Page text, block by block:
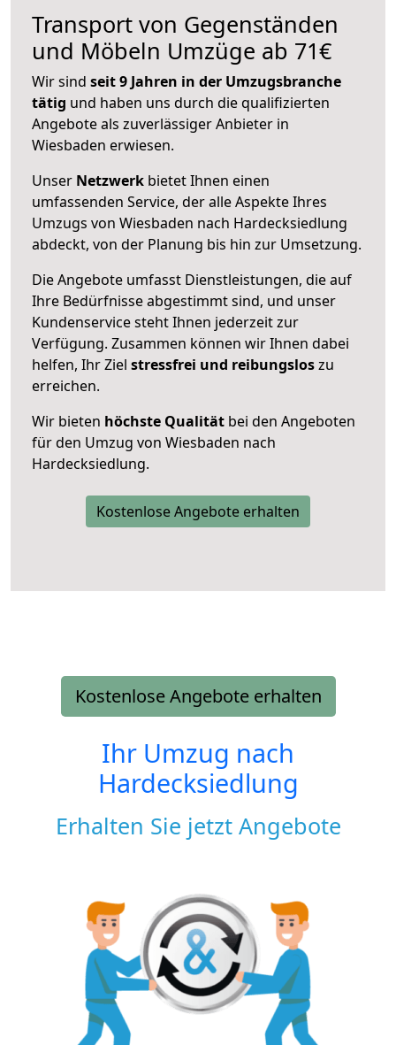
Transport von Gegenständen
und Möbeln Umzüge ab 71€
Wir sind seit 9 Jahren in der Umzugsbranche
tätig und haben uns durch die qualifizierten
Angebote als zuverlässiger Anbieter in
Wiesbaden erwiesen.
Unser Netzwerk bietet Ihnen einen
umfassenden Service, der alle Aspekte Ihres
Umzugs von Wiesbaden nach Hardecksiedlung
abdeckt, von der Planung bis hin zur Umsetzung.
Die Angebote umfasst Dienstleistungen, die auf
Ihre Bedürfnisse abgestimmt sind, und unser
Kundenservice steht Ihnen jederzeit zur
Verfügung. Zusammen können wir Ihnen dabei
helfen, Ihr Ziel stressfrei und reibungsloszu
erreichen.
Wir bieten höchste Qualität bei den Angeboten
für den Umzug von Wiesbaden nach
Hardecksiedlung.
Kostenlose Angebote erhalten
Kostenlose Angebote erhalten
Ihr Umzug nach
Hardecksiedlung
Erhalten Sie jetzt Angebote